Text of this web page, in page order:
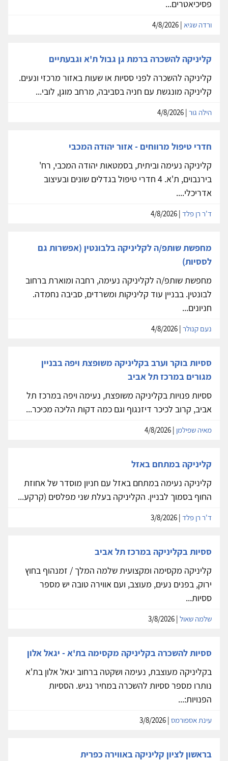
פסיכיאטרים...
ורדה שגיא
קליניקה להשכרה ברמת גן גבול ת'א וגבעתיים
קליניקה להשכרה לפני ססיות או שעות באזור מרכזי ונעים.
קליניקה מונגשת עם חניה בסביבה, מרחב מוגן, לובי...
הילה גור
חדרי טיפול מרווחים - אזור יהודה המכבי
קליניקה נעימה וביתית, בסמטאות יהודה המכבי, רח'
בירנבוים, ת'א. 4 חדרי טיפול בגדלים שונים ובעיצוב
אדריכלי....
ד'ר רן פלד
מחפשת שותפ/ה לקליניקה בלבונטין (אפשרות גם
לססיות)
מחפשת שותפ/ה לקליניקה נעימה, רחבה ומוארת ברחוב
לבונטין. בבניין עוד קליניקות ומשרדים, סביבה נחמדה.
חניונים...
נעם קנולר
ססיות בוקר וערב בקליניקה משופצת ויפה בבניין
מגורים במרכז תל אביב
ססיות פנויות בקליניקה משופצת, נעימה ויפה במרכז תל
אביב, קרוב לכיכר דיזנגוף וגם כמה דקות הליכה מכיכר...
מאיה שפילמן
קליניקה במתחם באזל
קליניקה נעימה במתחם באזל עם חניון מוסדר של אחוזת
החוף בסמוך לבניין. הקליניקה בעלת שני מפלסים (קרקע...
ד'ר רן פלד
ססיות בקליניקה במרכז תל אביב
קליניקה מקסימה ומקצועית שלמה המלך / זמנהוף בחוץ
ירוק, בפנים נעים, מעוצב, ועם אווירה טובה יש מספר
ססיות...
שלמה שאול
ססיות להשכרה בקליניקה מקסימה בת'א - יגאל אלון
בקליניקה מעוצבת, נעימה ושקטה ברחוב יגאל אלון בת'א
נותרו מספר ססיות להשכרה במחיר נגיש. הססיות
הפנויות:...
עינת אספורמס
בראשון לציון קליניקה באווירה כפרית